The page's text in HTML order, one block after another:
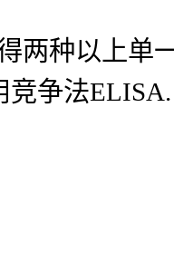
两种以上单
竞争法ELISA.